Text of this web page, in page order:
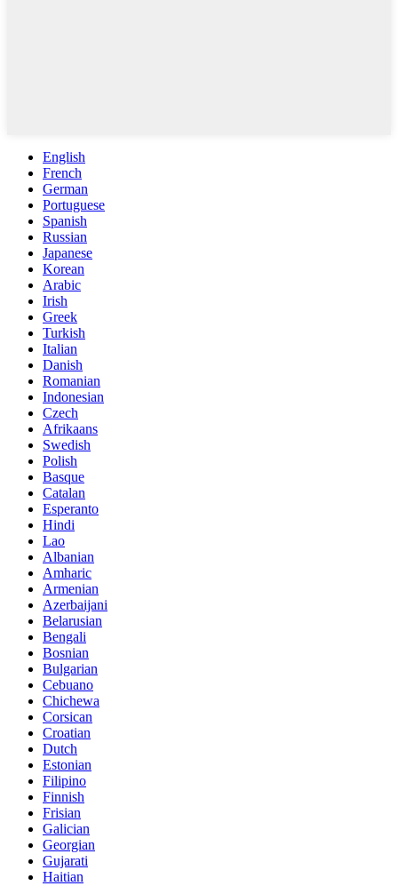
English
French
German
Portuguese
Spanish
Russian
Japanese
Korean
Arabic
Irish
Greek
Turkish
Italian
Danish
Romanian
Indonesian
Czech
Afrikaans
Swedish
Polish
Basque
Catalan
Esperanto
Hindi
Lao
Albanian
Amharic
Armenian
Azerbaijani
Belarusian
Bengali
Bosnian
Bulgarian
Cebuano
Chichewa
Corsican
Croatian
Dutch
Estonian
Filipino
Finnish
Frisian
Galician
Georgian
Gujarati
Haitian